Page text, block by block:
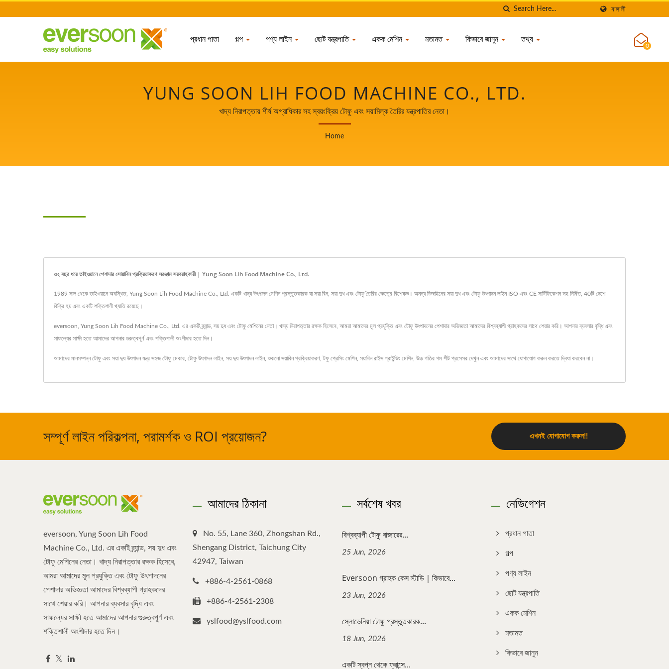
বাঙ্গালী
প্রধান পাতা গল্প পণ্য লাইন ছোট যন্ত্রপাতি একক মেশিন মতামত কিভাবে জানুন তথ্য
0
YUNG SOON LIH FOOD MACHINE CO., LTD.
খাদ্য নিরাপত্তায় শীর্ষ অগ্রাধিকার সহ স্বয়ংক্রিয় টোফু এবং সয়ামিল্ক তৈরির যন্ত্রপাতির নেতা।
Home
৩২ বছর ধরে তাইওয়ানে পেশাদার সোয়াবিন প্রক্রিয়াকরণ সরঞ্জাম সরবরাহকারী | Yung Soon Lih Food Machine Co., Ltd.
1989 সাল থেকে তাইওয়ানে অবস্থিত, Yung Soon Lih Food Machine Co., Ltd. একটি খাদ্য উৎপাদন মেশিন প্রস্তুতকারক যা সয়া বিন, সয়া দুধ এবং টোফু তৈরির ক্ষেত্রে বিশেষজ্ঞ। অনন্য ডিজাইনের সয়া দুধ এবং টোফু উৎপাদন লাইন ISO এবং CE সার্টিফিকেশন সহ নির্মিত, 40টি দেশে
বিক্রি হয় এবং একটি শক্তিশালী খ্যাতি রয়েছে।
eversoon, Yung Soon Lih Food Machine Co., Ltd. এর একটি ব্র্যান্ড, সয় দুধ এবং টোফু মেশিনের নেতা। খাদ্য নিরাপত্তার রক্ষক হিসেবে, আমরা আমাদের মূল প্রযুক্তি এবং টোফু উৎপাদনের পেশাদার অভিজ্ঞতা আমাদের বিশ্বব্যাপী গ্রাহকদের সাথে শেয়ার করি। আপনার ব্যবসার বৃদ্ধি এবং
সাফল্যের সাক্ষী হতে আমাদের আপনার গুরুত্বপূর্ণ এবং শক্তিশালী অংশীদার হতে দিন।
আমাদের মানসম্পন্ন টোফু এবং সয়া দুধ উৎপাদন যন্ত্র সহজ টোফু মেকার টোফু উৎপাদন লাইন, সয় দুধ উৎপাদন লাইন, শুকনো সয়াবিন প্রক্রিয়াকরণ ,টফু প্রেসিং মেশিন, সয়াবিন রাইস গ্রাইন্ডিং মেশিন, উচ্চ গতির গম শীট প্রসেসর দেখুন এবং আমাদের সাথে যোগাযোগ করুনকরতে দ্বিধা করবেন না।
সম্পূর্ণ লাইন পরিকল্পনা, পরামর্শক ও ROI প্রয়োজন? এখনই যোগাযোগ করুন!!
eversoon, Yung Soon Lih Food
Machine Co., Ltd. এর একটি ব্র্যান্ড, সয় দুধ এবং
টোফু মেশিনের নেতা। খাদ্য নিরাপত্তার রক্ষক হিসেবে,
আমরা আমাদের মূল প্রযুক্তি এবং টোফু উৎপাদনের
পেশাদার অভিজ্ঞতা আমাদের বিশ্বব্যাপী গ্রাহকদের
সাথে শেয়ার করি। আপনার ব্যবসার বৃদ্ধি এবং
সাফল্যের সাক্ষী হতে আমাদের আপনার গুরুত্বপূর্ণ এবং
শক্তিশালী অংশীদার হতে দিন।
আমাদের ঠিকানা
No. 55, Lane 360, Zhongshan Rd.,
Shengang District, Taichung City
42947, Taiwan
+886-4-2561-0868
+886-4-2561-2308
yslfood@yslfood.com
সর্বশেষ খবর
বিশ্বব্যাপী টোফু বাজারের...
25 Jun, 2026
Eversoon গ্রাহক কেস স্টাডি｜কিভাবে...
23 Jun, 2026
স্লোভেনিয়া টোফু প্রস্তুতকারক...
18 Jun, 2026
একটি স্বপ্ন থেকে ফ্রান্সে...
নেভিগেশন
প্রধান পাতা
গল্প
পণ্য লাইন
ছোট যন্ত্রপাতি
একক মেশিন
মতামত
কিভাবে জানুন